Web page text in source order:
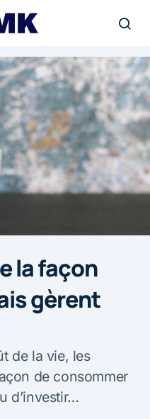
la façon
gèrent
de la vie, les
de consommer
d’investir…